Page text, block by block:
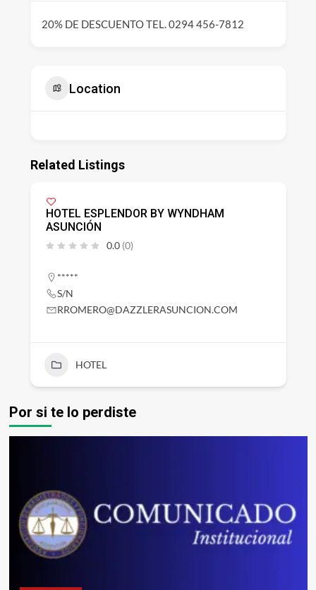
20% DE DESCUENTO TEL. 0294 456-7812
Location
Related Listings
HOTEL ESPLENDOR BY WYNDHAM
ASUNCIÓN
0.0 (0)
*****
S/N
RROMERO@DAZZLERASUNCION.COM
HOTEL
Por si te lo perdiste